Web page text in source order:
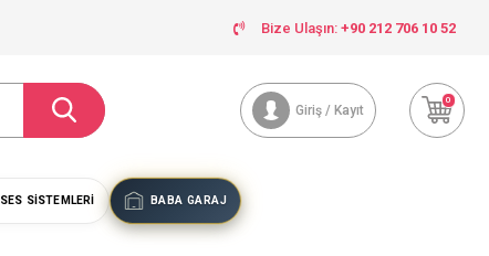
Bize Ulaşın: +90 212 706 10 52
Giriş / Kayıt
0
SES SISTEMLERI BABA GARAJ